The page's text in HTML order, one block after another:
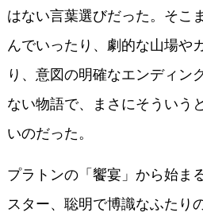
はない言葉選びだった。そこ
んでいったり、劇的な山場や
り、意図の明確なエンディン
ない物語で、まさにそういう
いのだった。
プラトンの「饗宴」から始ま
スター、聡明で博識なふたり